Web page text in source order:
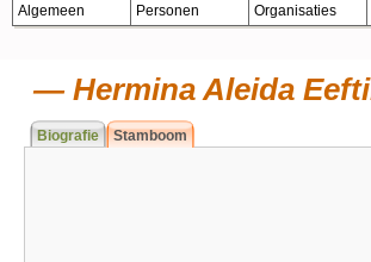
Algemeen Personen Organisaties
Hermina Aleida
Biografie Stamboom